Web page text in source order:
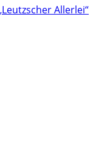
Allerlei“